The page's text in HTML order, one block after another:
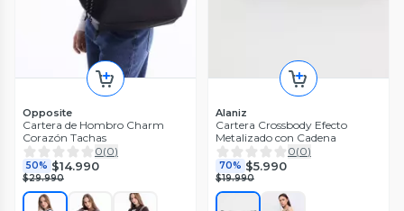
Opposite
Cartera de Hombro Charm
Corazón Tachas
0(0)
50% $14.990
$29.990
Alaniz
Cartera Crossbody Efecto
Metalizado con Cadena
0(0)
70% $5.990
$19.990